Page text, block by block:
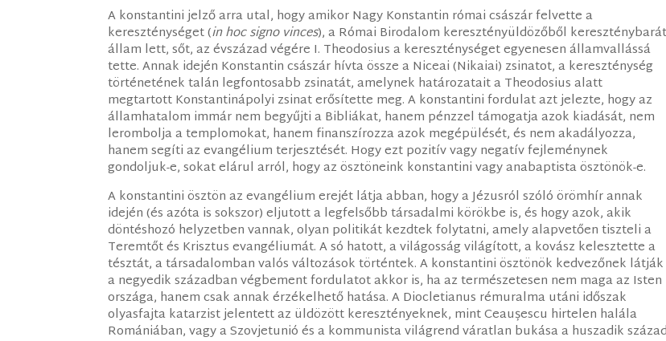
A konstantini jelző arra utal, hogy amikor Nagy Konstantin római császár felvette a
kereszténységet (in hoc signo vinces), a Római Birodalom keresztényüldözőből kereszténybarát
állam lett, sőt, az évszázad végére I. Theodosius a kereszténységet egyenesen államvallássá
tette. Annak idején Konstantin császár hívta össze a Niceai (Nikaiai) zsinatot, a kereszténység
történetének talán legfontosabb zsinatát, amelynek határozatait a Theodosius alatt
megtartott Konstantinápolyi zsinat erősítette meg. A konstantini fordulat azt jelezte, hogy az
államhatalom immár nem begyűjti a Bibliákat, hanem pénzzel támogatja azok kiadását, nem
lerombolja a templomokat, hanem finanszírozza azok megépülését, és nem akadályozza,
hanem segíti az evangélium terjesztését. Hogy ezt pozitív vagy negatív fejleménynek
gondoljuk-e, sokat elárul arról, hogy az ösztöneink konstantini vagy anabaptista ösztönök-e.
A konstantini ösztön az evangélium erejét látja abban, hogy a Jézusról szóló örömhír annak
idején (és azóta is sokszor) eljutott a legfelsőbb társadalmi körökbe is, és hogy azok, akik
döntéshozó helyzetben vannak, olyan politikát kezdtek folytatni, amely alapvetően tiszteli a
Teremtőt és Krisztus evangéliumát. A só hatott, a világosság világított, a kovász kelesztette a
tésztát, a társadalomban valós változások történtek. A konstantini ösztönök kedvezőnek látják
a negyedik században végbement fordulatot akkor is, ha az természetesen nem maga az Isten
országa, hanem csak annak érzékelhető hatása. A Diocletianus rémuralma utáni időszak
olyasfajta katarzist jelentett az üldözött keresztényeknek, mint Ceaușescu hirtelen halála
Romániában, vagy a Szovjetunió és a kommunista világrend váratlan bukása a huszadik század